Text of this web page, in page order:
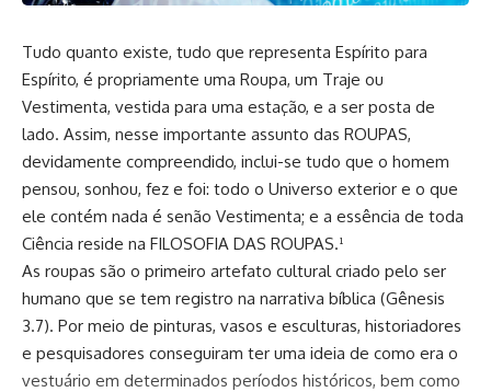
Tudo quanto existe, tudo que representa Espírito para
Espírito, é propriamente uma Roupa, um Traje ou
Vestimenta, vestida para uma estação, e a ser posta de
lado. Assim, nesse importante assunto das ROUPAS,
devidamente compreendido, inclui-se tudo que o homem
pensou, sonhou, fez e foi: todo o Universo exterior e o que
ele contém nada é senão Vestimenta; e a essência de toda
Ciência reside na FILOSOFIA DAS ROUPAS.¹
As roupas são o primeiro artefato cultural criado pelo ser
humano que se tem registro na narrativa bíblica (Gênesis
3.7). Por meio de pinturas, vasos e esculturas, historiadores
e pesquisadores conseguiram ter uma ideia de como era o
vestuário em determinados períodos históricos, bem como